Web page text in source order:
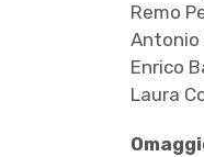
Remo
Antonio
Enrico
Laura